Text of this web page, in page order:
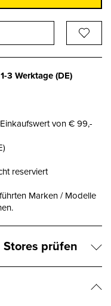
1-3 Werktage(DE)
von € 99,-
reserviert
Marken / Modelle
prüfen